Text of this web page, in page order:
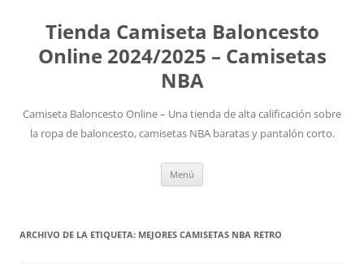
Tienda Camiseta Baloncesto
Online 2024/2025 – Camisetas
NBA
Camiseta Baloncesto Online – Una tienda de alta calificación sobre
la ropa de baloncesto, camisetas NBA baratas y pantalón corto.
Menú
ARCHIVO DE LA ETIQUETA: MEJORES CAMISETAS NBA RETRO